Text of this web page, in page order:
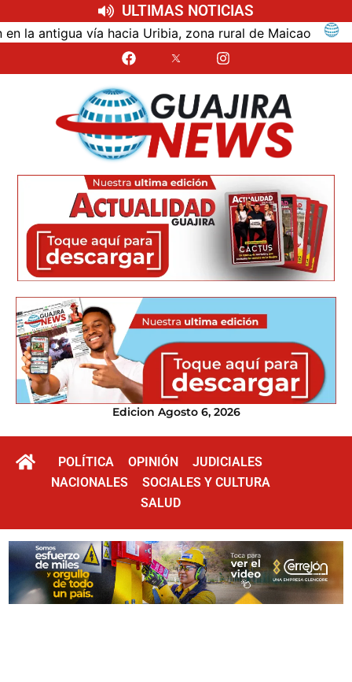
ULTIMAS NOTICIAS
vía hacia Uribia, zona rural de Maicao
Edicion Agosto 6, 2026
POLÍTICA OPINIÓN
JUDICIALES
NACIONALES
SOCIALES Y CULTURA
SALUD